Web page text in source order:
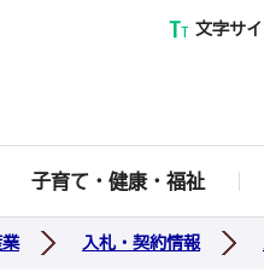
文字サ
子育て・健康・福祉
入札・契約情報